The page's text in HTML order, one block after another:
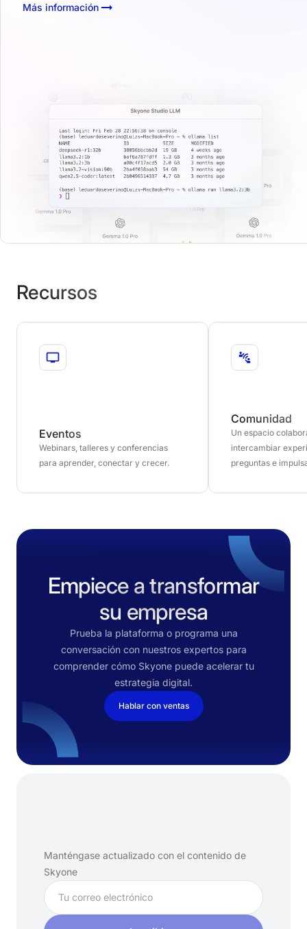
Más información
Recursos
Eventos
Webinars, talleres y conferencias
para aprender, conectar y crecer.
Comunidad
Un espacio
intercambiar
preguntas e
Empiece a transformar
su empresa
Prueba la plataforma o programa una
conversación con nuestros expertos para
comprender cómo Skyone puede acelerar tu
estrategia digital.
Hablar con ventas
Manténgase actualizado con el contenido de
Skyone